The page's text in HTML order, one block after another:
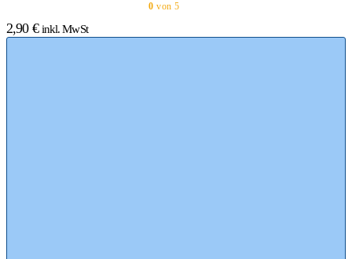
0 von 5
2,90 € inkl. MwSt